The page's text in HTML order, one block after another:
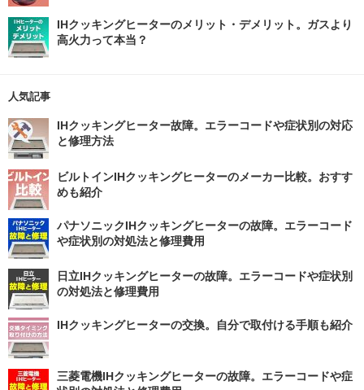
IHクッキングヒーターのメリット・デメリット。ガスより
高火力って本当？
人気記事
IHクッキングヒーター故障。エラーコードや症状別の対応
と修理方法
ビルトインIHクッキングヒーターのメーカー比較。おすす
めも紹介
パナソニックIHクッキングヒーターの故障。エラーコード
や症状別の対処法と修理費用
日立IHクッキングヒーターの故障。エラーコードや症状別
の対処法と修理費用
IHクッキングヒーターの交換。自分で取付ける手順も紹介
三菱電機IHクッキングヒーターの故障。エラーコードや症